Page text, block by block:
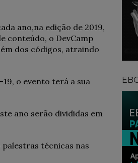
ano,na edição de 2019,
conteúdo, o DevCamp
dos códigos, atraindo
o evento terá a sua
ano serão divididas em
técnicas nas